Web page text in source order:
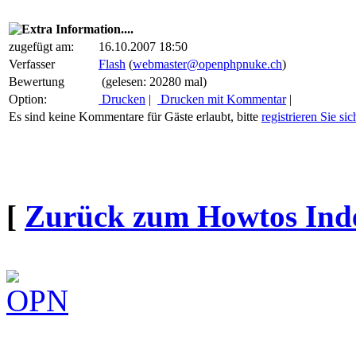
zugefügt am:
16.10.2007 18:50
Verfasser
Flash (webmaster@openphpnuke.ch)
Bewertung
(gelesen: 20280 mal)
Option:
Drucken | Drucken mit Kommentar|
Es sind keine Kommentare für Gäste erlaubt, bitte registrieren Sie
[ Zurück zum Howtos